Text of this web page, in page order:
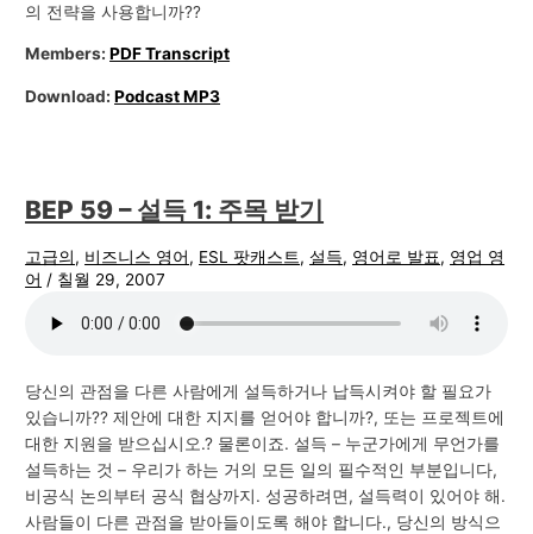
의 전략을 사용합니까??
Members:PDF Transcript
Download:Podcast MP3
BEP 59 – 설득 1: 주목 받기
고급의, 비즈니스 영어, ESL 팟캐스트,설득, 영어로 발표, 영업 영
어 / 칠월 29, 2007
당신의 관점을 다른 사람에게 설득하거나 납득시켜야 할 필요가
있습니까?? 제안에 대한 지지를 얻어야 합니까?, 또는 프로젝트에
대한 지원을 받으십시오.? 물론이죠. 설득 – 누군가에게 무언가를
설득하는 것 – 우리가 하는 거의 모든 일의 필수적인 부분입니다,
비공식 논의부터 공식 협상까지. 성공하려면, 설득력이 있어야 해.
사람들이 다른 관점을 받아들이도록 해야 합니다., 당신의 방식으